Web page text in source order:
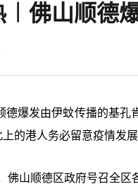
佛山顺德
德爆发由伊蚊传播的基
的港人务必留意疫情发展
佛山顺德区政府号召全